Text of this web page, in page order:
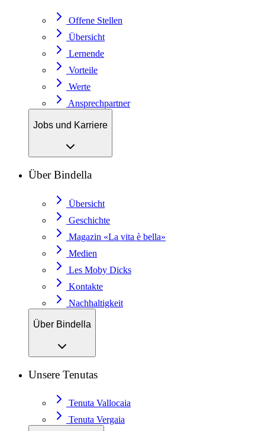
Offene Stellen
Übersicht
Lernende
Vorteile
Werte
Ansprechpartner
Jobs und Karriere
Über Bindella
Übersicht
Geschichte
Magazin «La vita è bella»
Medien
Les Moby Dicks
Kontakte
Nachhaltigkeit
Über Bindella
Unsere Tenutas
Tenuta Vallocaia
Tenuta Vergaia